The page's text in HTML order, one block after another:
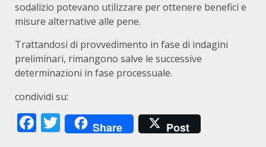
sodalizio potevano utilizzare per ottenere benefici e
misure alternative alle pene.
Trattandosi di provvedimento in fase di indagini
preliminari, rimangono salve le successive
determinazioni in fase processuale.
condividi su:
Facebook
Twitter
Share Post